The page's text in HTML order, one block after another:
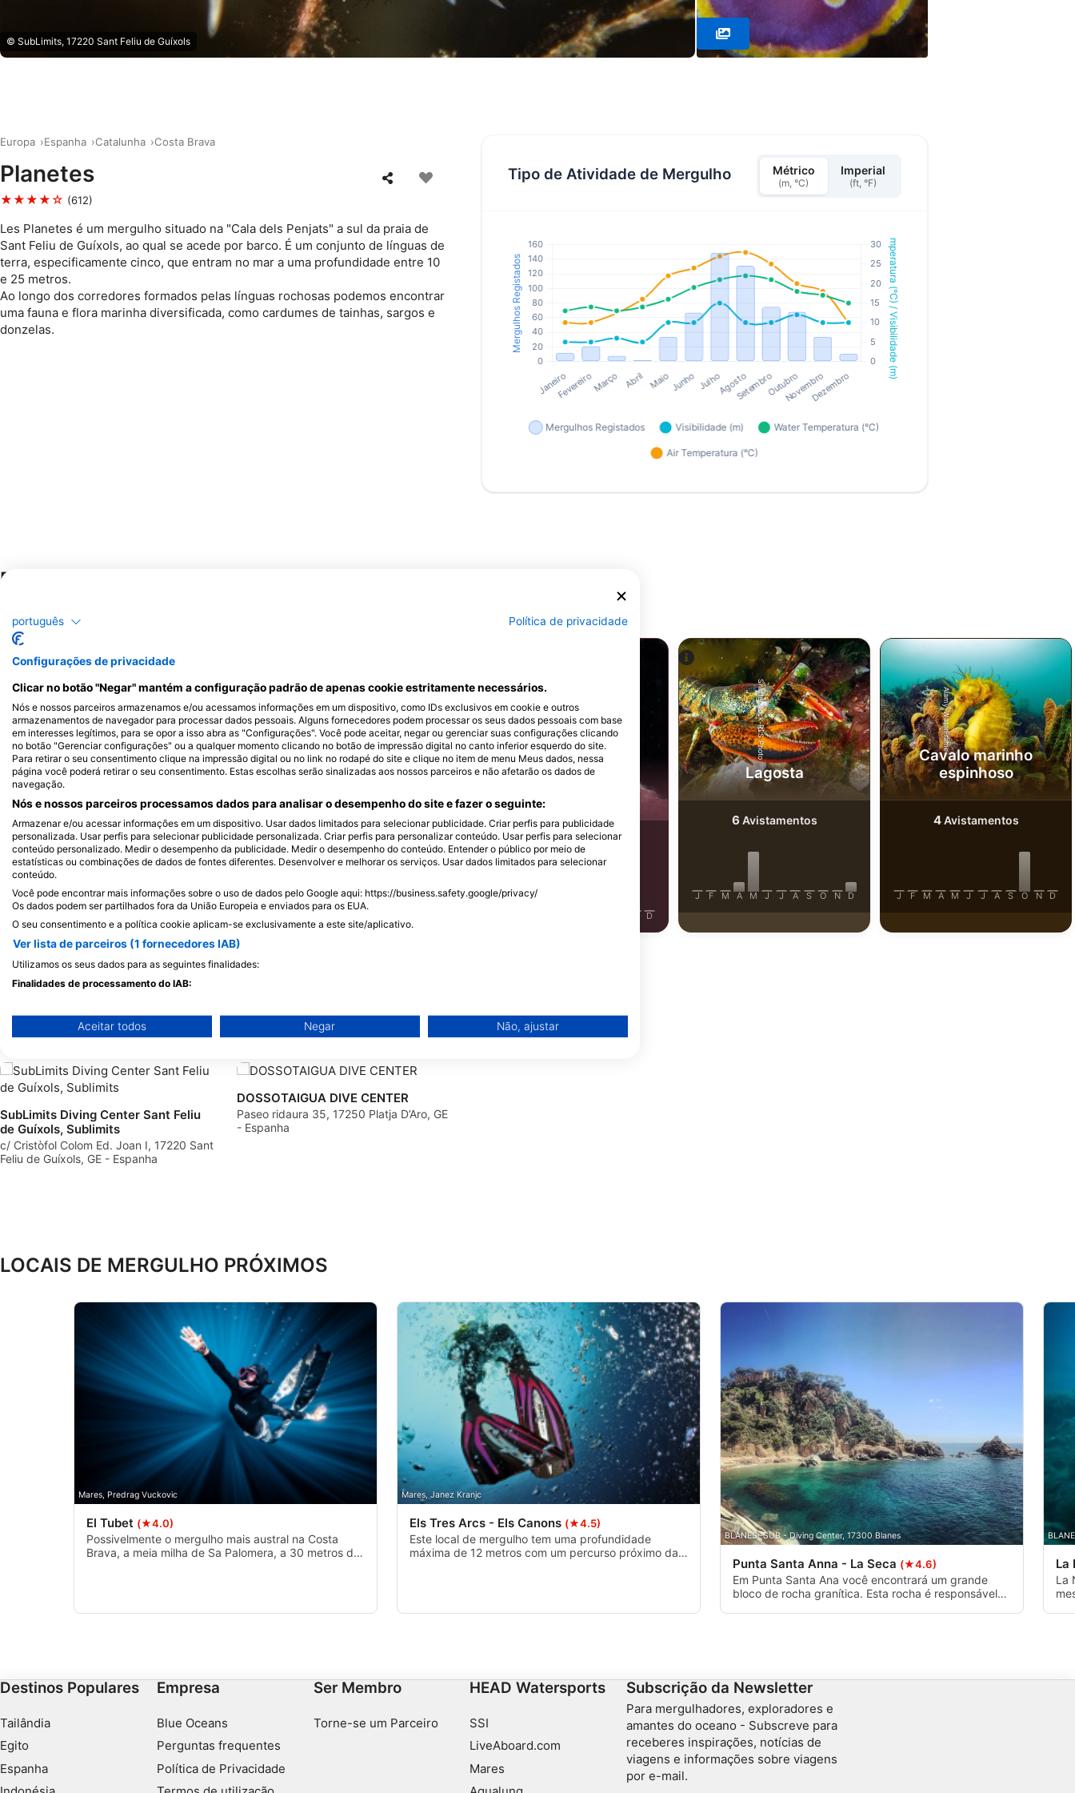
© SubLimits, 17220 Sant Feliu de Guíxols
Europa Espanha Catalunha Costa Brava
Planetes
★★★★☆ (612)
Les Planetes é um mergulho situado na "Cala dels Penjats" a sul da praia de
Sant Feliu de Guíxols, ao qual se acede por barco. É um conjunto de línguas de
terra, especificamente cinco, que entram no mar a uma profundidade entre 10
e 25 metros.
Ao longo dos corredores formados pelas línguas rochosas podemos encontrar
uma fauna e flora marinha diversificada, como cardumes de tainhas, sargos e
donzelas.
Tipo de Atividade de Mergulho Métrico
(m, °C)
Imperial
(ft, °F)
Potenciais avistamentos de vida selvagem
Alamy-WaterFrame
Moreia
92Avistamentos
J F M A M J J A S O N D
Alamy/Reinhard Dirscherl
Polvo
44Avistamentos
J F M A M J J A S O N D
SSI-Peter-Schinck
24Avistamentos
D
Shutterstock-RLS Photo
Lagosta
6 Avistamentos
J F M A M J J A S O N D
Alamy-WaterFrame
Cavalo marinho
espinhoso
4Avistamentos
J F M A M J J A S O N D
Centros de mergulho que servem este local de mergulho
SubLimits Diving Center Sant Feliu
de Guíxols, Sublimits
c/ Cristòfol Colom Ed. Joan I, 17220 Sant
Feliu de Guíxols, GE - Espanha
DOSSOTAIGUA DIVE CENTER
Paseo ridaura 35, 17250 Platja D’Aro, GE
- Espanha
LOCAIS DE MERGULHO PRÓXIMOS
Mares, Predrag Vuckovic
El Tubet (★4.0)
Possivelmente o mergulho mais austral na Costa
Brava, a meia milha de Sa Palomera, a 30 metros de
Mares, Janez Kranjc
Els Tres Arcs - Els Canons (★4.5)
Este local de mergulho tem uma profundidade
máxima de 12 metros com um percurso próximo da
BLANES~SUB - Diving Center, 17300 Blanes
Punta Santa Anna - La Seca (★4.6)
Em Punta Santa Ana você encontrará um grande
bloco de rocha granítica. Esta rocha é responsável
La
La
Destinos Populares
Tailândia
Egito
Espanha
Empresa
Blue Oceans
Perguntas frequentes
Política de Privacidade
Ser Membro
Torne-se um Parceiro
HEAD Watersports
SSI
LiveAboard.com
Mares
Subscrição da Newsletter
Para mergulhadores, exploradores e
amantes do oceano - Subscreve para
receberes inspirações, notícias de
viagens e informações sobre viagens
por e-mail.
português Política de privacidade
Configurações de privacidade
Clicar no botão "Negar" mantém a configuração padrão de apenas cookie estritamente necessários.
Nós e nossos parceiros armazenamos e/ou acessamos informações em um dispositivo, como IDs exclusivos em cookie e outros
armazenamentos de navegador para processar dados pessoais. Alguns fornecedores podem processar os seus dados pessoais com base
em interesses legítimos, para se opor a isso abra as "Configurações". Você pode aceitar, negar ou gerenciar suas configurações clicando
no botão "Gerenciar configurações" ou a qualquer momento clicando no botão de impressão digital no canto inferior esquerdo do site.
Para retirar o seu consentimento clique na impressão digital ou no link no rodapé do site e clique no item de menu Meus dados, nessa
página você poderá retirar o seu consentimento. Estas escolhas serão sinalizadas aos nossos parceiros e não afetarão os dados de
navegação.
Nós e nossos parceiros processamos dados para analisar o desempenho do site e fazer o seguinte:
Armazenar e/ou acessar informações em um dispositivo. Usar dados limitados para selecionar publicidade. Criar perfis para publicidade
personalizada. Usar perfis para selecionar publicidade personalizada. Criar perfis para personalizar conteúdo. Usar perfis para selecionar
conteúdo personalizado. Medir o desempenho da publicidade. Medir o desempenho do conteúdo. Entender o público por meio de
estatísticas ou combinações de dados de fontes diferentes. Desenvolver e melhorar os serviços. Usar dados limitados para selecionar
conteúdo.
Você pode encontrar mais informações sobre o uso de dados pelo Google aqui: https://business.safety.google/privacy/
Os dados podem ser partilhados fora da União Europeia e enviados para os EUA.
O seu consentimento e a política cookie aplicam-se exclusivamente a este site/aplicativo.
Ver lista de parceiros (1 fornecedores IAB)
Utilizamos os seus dados para as seguintes finalidades:
Finalidades de processamento do IAB:
Usar dados limitados para selecionar publicidade
Criar perfis para publicidade personalizada
Usar perfis para selecionar publicidade personalizada
Criar perfis para personalizar conteúdo
Entender o público por meio de estatísticas ou combinações de dados de fontes
Desenvolver e melhorar os serviços
Usar dados limitados para selecionar conteúdo
Recursos especiais do IAB:
Usar dados exatos de geolocalização
Identificar dispositivos com base nas informações solicitadas ativamente
Finalidades de processamento não IAB:
Desempenho
Aceitar todos Negar Não, ajustar